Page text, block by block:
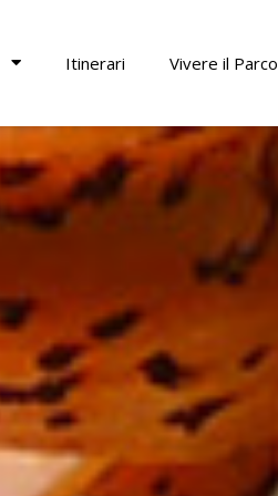
Itinerari Vivere il Parco